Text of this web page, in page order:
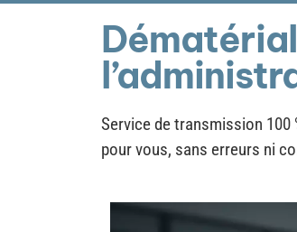
Service de transmission
pour vous, sans erreurs ni